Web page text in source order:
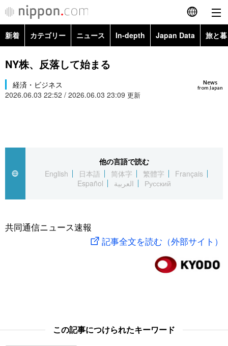
English
カテゴリー
スポーツ・東京2020
Topics
新着 カテゴリー ニュース In-depth Japan Data 旅と
政治・外交
経済・ビジネス Images
NY株、反落して始まる
News
from Japan
経済・ビジネス
2026.06.03 22:52 / 2026.06.03 23:09 更新
他の言語で読む
English
日本語 简体字 繁體字
Français
Español
العربية Русский
共同通信ニュース速報
記事全文を読む（外部サイト）
この記事につけられたキーワード